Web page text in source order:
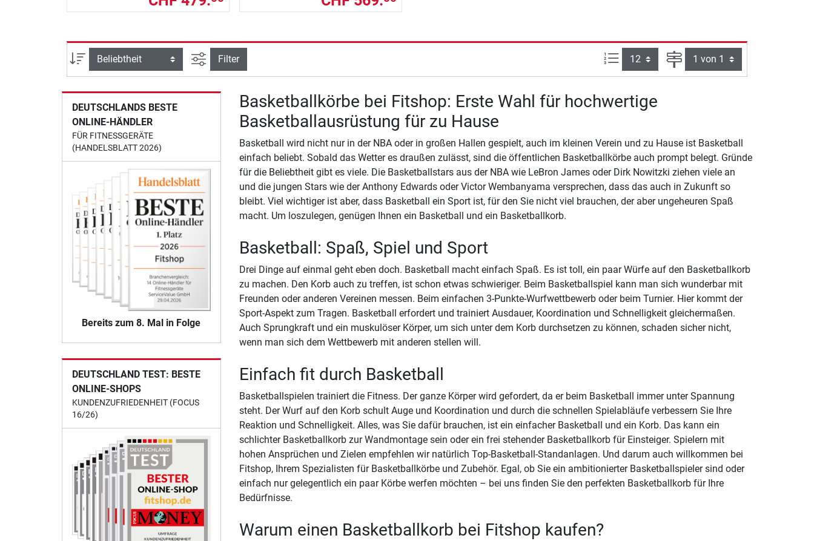
Sortierung Ansicht filtern
Filter Artikel pro Seite: Seite
DEUTSCHLANDS BESTE
ONLINE-HÄNDLER
FÜR FITNESSGERÄTE
(HANDELSBLATT 2026)
Bereits zum 8. Mal in Folge
DEUTSCHLAND TEST: BESTE
ONLINE-SHOPS
KUNDENZUFRIEDENHEIT (FOCUS
16/26)
Basketballkörbe bei Fitshop: Erste Wahl für hochwertige
Basketballausrüstung für zu Hause
Basketball wird nicht nur in der NBA oder in großen Hallen gespielt, auch im kleinen Verein und zu Hause ist Basketball
einfach beliebt. Sobald das Wetter es draußen zulässt, sind die öffentlichen Basketballkörbe auch prompt belegt. Gründe
für die Beliebtheit gibt es viele. Die Basketballstars aus der NBA wie LeBron James oder Dirk Nowitzki ziehen viele an
und die jungen Stars wie der Anthony Edwards oder Victor Wembanyama versprechen, dass das auch in Zukunft so
bleibt. Viel wichtiger ist aber, dass Basketball ein Sport ist, für den Sie nicht viel brauchen, der aber ungeheuren Spaß
macht. Um loszulegen, genügen Ihnen ein Basketball und ein Basketballkorb.
Basketball: Spaß, Spiel und Sport
Drei Dinge auf einmal geht eben doch. Basketball macht einfach Spaß. Es ist toll, ein paar Würfe auf den Basketballkorb
zu machen. Den Korb auch zu treffen, ist schon etwas schwieriger. Beim Basketballspiel kann man sich wunderbar mit
Freunden oder anderen Vereinen messen. Beim einfachen 3-Punkte-Wurfwettbewerb oder beim Turnier. Hier kommt der
Sport-Aspekt zum Tragen. Basketball erfordert und trainiert Ausdauer, Koordination und Schnelligkeit gleichermaßen.
Auch Sprungkraft und ein muskulöser Körper, um sich unter dem Korb durchsetzen zu können, schaden sicher nicht,
wenn man sich dem Wettbewerb mit anderen stellen will.
Einfach fit durch Basketball
Basketballspielen trainiert die Fitness. Der ganze Körper wird gefordert, da er beim Basketball immer unter Spannung
steht. Der Wurf auf den Korb schult Auge und Koordination und durch die schnellen Spielabläufe verbessern Sie Ihre
Reaktion und Schnelligkeit. Alles, was Sie dafür brauchen, ist ein einfacher Basketball und ein Korb. Das kann ein
schlichter Basketballkorb zur Wandmontage sein oder ein frei stehender Basketballkorb für Einsteiger. Spielern mit
hohen Ansprüchen und Zielen empfehlen wir natürlich Top-Basketball-Standanlagen. Und darum auch willkommen bei
Fitshop, Ihrem Spezialisten für Basketballkörbe und Zubehör. Egal, ob Sie ein ambitionierter Basketballspieler sind oder
einfach nur gelegentlich ein paar Körbe werfen möchten – bei uns finden Sie den perfekten Basketballkorb für Ihre
Bedürfnisse.
Warum einen Basketballkorb bei Fitshop kaufen?